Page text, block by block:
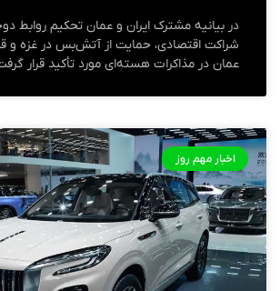
در بیانیه مشترک ایران و عمان تحکیم روابط
شراکت اقتصادی، حمایت از آتش‌بس در غزه و
عمان در مذاکرات هسته‌ای مورد تأکید قرار
اخبار مهم روز